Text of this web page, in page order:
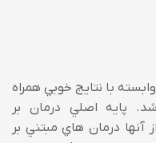
با نتايج خوبي همراه
پايه اصلي درمان بر
درمان هاي مبتني بر